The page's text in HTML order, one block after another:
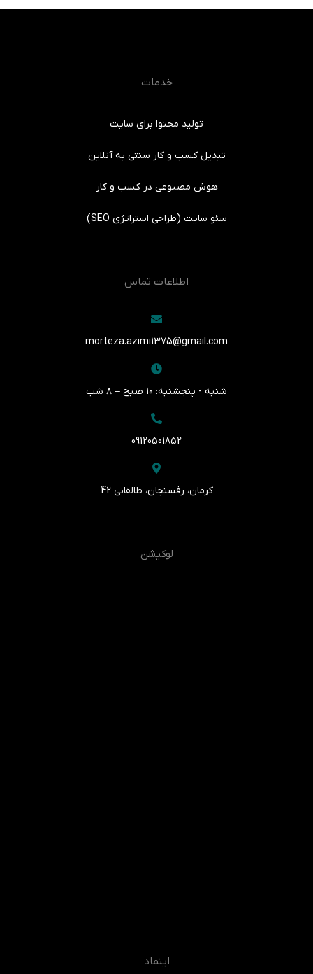
خدمات
تولید محتوا برای سایت
تبدیل کسب و کار سنتی به آنلاین
هوش مصنوعی در کسب و کار
سئو سایت (طراحی استراتژی SEO)
اطلاعات تماس
morteza.azimi1375@gmail.com
شنبه - پنجشنبه: ۱۰ صبح – ۸ شب
09120501852
کرمان، رفسنجان، طالقانی 42
لوکیشن
اینماد